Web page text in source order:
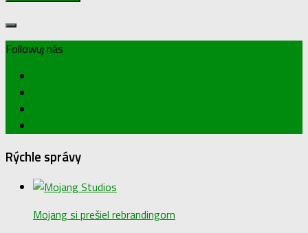
Followuj nás
Rýchle správy
Mojang si prešiel rebrandingom